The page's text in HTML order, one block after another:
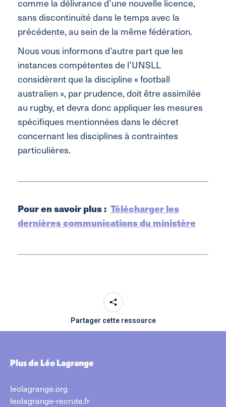
comme la délivrance d’une nouvelle licence,
sans discontinuité dans le temps avec la
précédente, au sein de la même fédération.
Nous vous informons d’autre part que les
instances compétentes de l’UNSLL
considèrent que la discipline « football
australien », par prudence, doit être assimilée
au rugby, et devra donc appliquer les mesures
spécifiques mentionnées dans le décret
concernant les disciplines à contraintes
particulières.
Pour en savoir plus : Télécharger les
dernières communications du ministère
Partager cette ressource
Plus de Léo Lagrange
leolagrange.org
leolagrange-recrute.fr